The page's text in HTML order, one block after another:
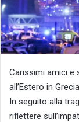
Carissimi amici e
all’Estero in
In seguito alla
riflettere